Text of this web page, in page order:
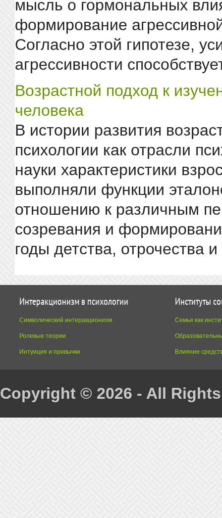
мысль о гормональных
формирование
Согласно этой гипотезе,
агрессивности
Возрастной подход к
человека
В истории развития
психологии как отрасли
науки характеристики
выполняли функции
отношению к различным
созревания и
годы детства, отрочества
Интеракционизм в психологии
Символический интеракционизм
Ролевые теории
Интуиция и привычки
Институты
Семья как
Влияние
Copyright © 2026 - All